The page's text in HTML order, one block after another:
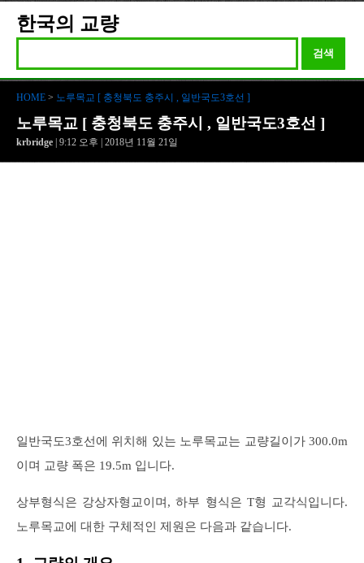
한국의 교량
검색
HOME > 노루목교 [ 충청북도 충주시 , 일반국도3호선 ]
노루목교 [ 충청북도 충주시 , 일반국도3호선 ]
krbridge | 9:12 오후 | 2018년 11월 21일
일반국도3호선에 위치해 있는 노루목교는 교량길이가 300.0m
이며 교량 폭은 19.5m 입니다.
상부형식은 강상자형교이며, 하부 형식은 T형 교각식입니다.
노루목교에 대한 구체적인 제원은 다음과 같습니다.